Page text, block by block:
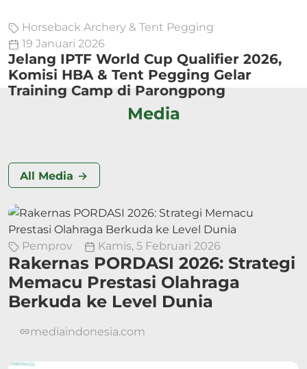
Horseback Archery & Tent Pegging
19 Januari 2026
Jelang IPTF World Cup Qualifier 2026,
Komisi HBA & Tent Pegging Gelar
Training Camp di Parongpong
Media
All Media
Pemprov Kamis, 5 Februari 2026
Rakernas PORDASI 2026: Strategi
Memacu Prestasi Olahraga
Berkuda ke Level Dunia
mediaindonesia.com